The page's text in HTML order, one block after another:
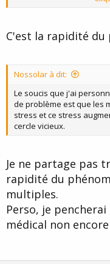
tard c'est ma hanche
C'est la rapidité
Nossolar à dit:
Le soucis que j'ai
de problème est que les
stress et ce stress
cercle vicieux.
Je ne partage pas
rapidité du
multiples.
Perso, je
médical non